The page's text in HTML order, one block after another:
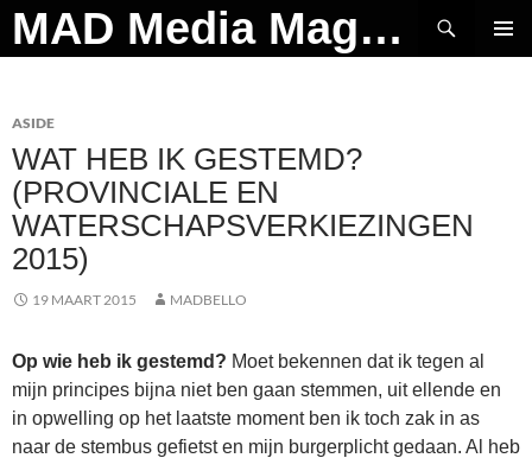
Ga
naar
MAD Media Magazine
Zoeken
ASIDE
WAT HEB IK GESTEMD?
(PROVINCIALE EN
WATERSCHAPSVERKIEZINGEN
2015)
19 MAART 2015 MADBELLO
Op wie heb ik gestemd? Moet bekennen dat ik tegen al
mijn principes bijna niet ben gaan stemmen, uit ellende en
in opwelling op het laatste moment ben ik toch zak in as
naar de stembus gefietst en mijn burgerplicht gedaan. Al heb